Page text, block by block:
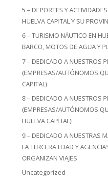
5 – DEPORTES Y
HUELVA CAPITAL Y SU
6 – TURISMO NÁUTICO EN
BARCO, MOTOS DE AGUA Y
7 – DEDICADO A NUESTROS
(EMPRESAS/AUTÓNOMOS
CAPITAL)
8 – DEDICADO A NUESTROS
(EMPRESAS/AUTÓNOMOS
HUELVA CAPITAL)
9 – DEDICADO A NUESTRAS
LA TERCERA EDAD Y
ORGANIZAN VIAJES
Uncategorized